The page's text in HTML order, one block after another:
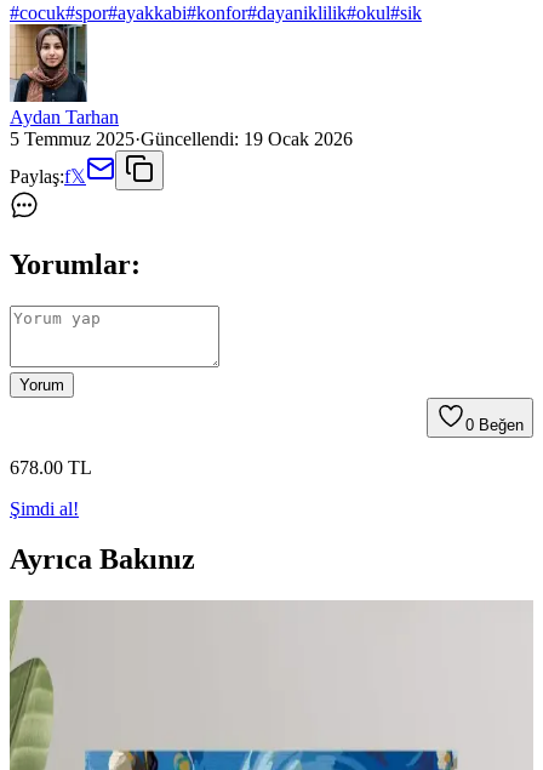
#cocuk#spor#ayakkabi#konfor#dayaniklilik#okul#sik
Aydan Tarhan
5 Temmuz 2025·Güncellendi: 19 Ocak 2026
Paylaş:f𝕏
Yorumlar:
Yorum
0 Beğen
678.00 TL
Şimdi al!
Ayrıca Bakınız
Mikro Anaokullarında Pencere Kenarı Tasarımı:
Fonksiyonel ve Estetik Yaklaşımlar
Mikro anaokullarında pencere kenarları, doğal renkler ve yumuşak
dokularla çocukların konforunu artırırken gizlilik ve yaratıcılığı
destekleyen çok yönlü alanlar sunar.